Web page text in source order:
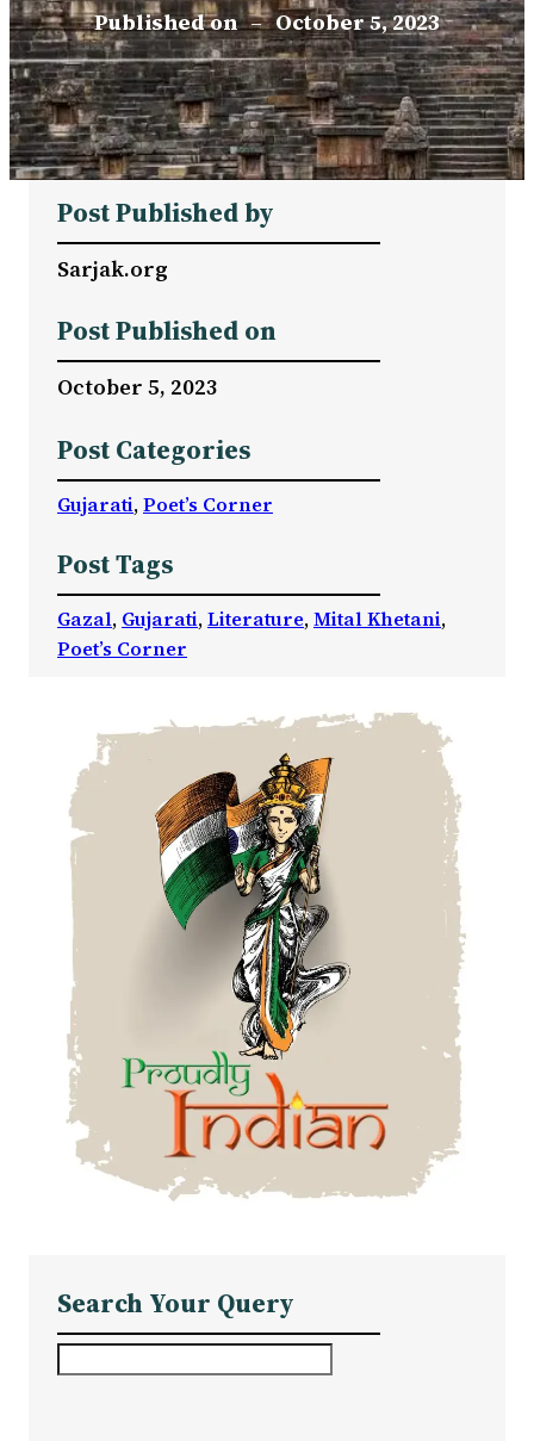
Published on – October 5, 2023
Post Published by
Sarjak.org
Post Published on
October 5, 2023
Post Categories
Gujarati, Poet’s Corner
Post Tags
Gazal, Gujarati, Literature, Mital Khetani
Poet’s Corner
Search Your Query